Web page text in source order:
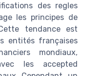
des regles
les principes de
tendance est
entités françaises
mondiaux,
les accepted